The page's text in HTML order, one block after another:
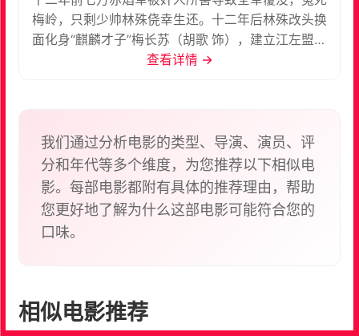
梅岭，只剩少帅林殊侥幸生还。十二年后林殊改头换
面化身“麒麟才子”梅长苏（胡歌 饰），建立江左盟，
以“琅琊榜”第一才子的身份重返帝都。梅长苏背负血
饰）却不能相见。梅长苏以病弱之躯为昭雪冤案、为
振兴河山，踏上了一条黑暗又惊心动魄的夺嫡之路。
查看详情 →
我们通过分析电影的类型、导演、演员、评
分和年代等多个维度，为您推荐以下相似电
影。每部电影都附有具体的推荐理由，帮助
您更好地了解为什么这部电影可能符合您的
口味。
相似电影推荐